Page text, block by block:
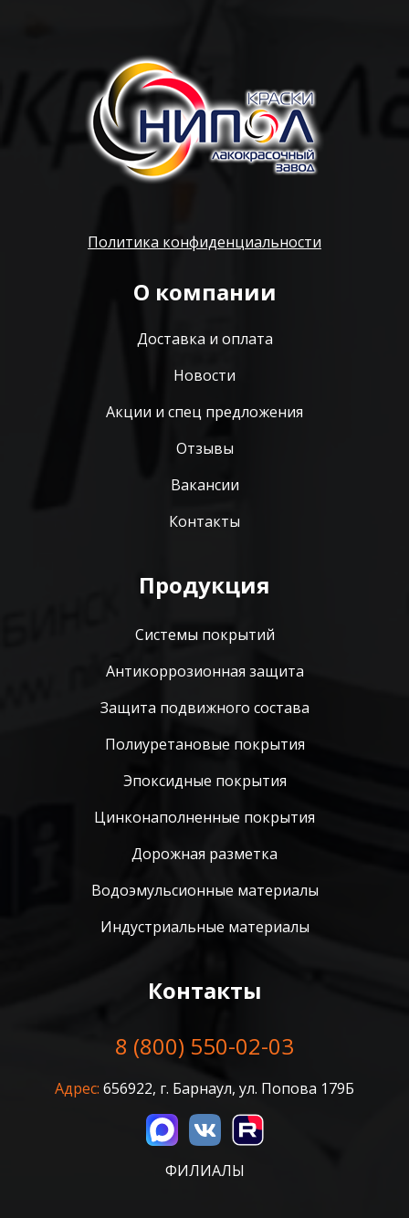
Политика конфиденциальности
О компании
Доставка и оплата
Новости
Акции и спец предложения
Отзывы
Вакансии
Контакты
Продукция
Системы покрытий
Антикоррозионная защита
Защита подвижного состава
Полиуретановые покрытия
Эпоксидные покрытия
Цинконаполненные покрытия
Дорожная разметка
Водоэмульсионные материалы
Индустриальные материалы
Контакты
8 (800) 550-02-03
Адрес: 656922, г. Барнаул, ул. Попова 179Б
ФИЛИАЛЫ